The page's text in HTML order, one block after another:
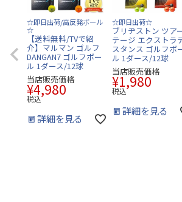
☆即日出荷/高反発ボール
☆
【送料無料/TVで紹
介】マルマン ゴルフ
DANGAN7 ゴルフボー
ル 1ダース/12球
当店販売価格
¥4,980
税込
詳細を見る
☆即日出荷☆
ブリヂストン ツア
テージ エクストラ
スタンス ゴルフボ
ル 1ダース/12球
当店販売価格
¥1,980
税込
詳細を見る